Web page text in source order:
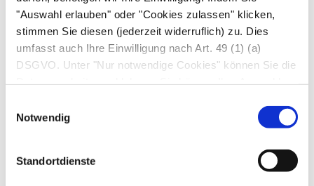
"Auswahl erlauben" oder "Cookies zulassen" klicken,
stimmen Sie diesen (jederzeit widerruflich) zu. Dies
umfasst auch Ihre Einwilligung nach Art. 49 (1) (a)
DSGVO. Unter "Nur notwendige Cookies" können Sie die
Notwendig
Standortdienste
Schritt für Schritt eine normale, gesunde
Ernährung auf. Außerdem sollten sie einen
gesunden Lebenstil pflegen, sich mehr bewegen
und regelmäßig wiegen. Unterstützt und beraten
ausgebildeten Gesundheits-Trainer*innen.
Das zwölfmonatige Ernährungsprogramm führte
zu einer durchschnittlichen Gewichtsabnahme